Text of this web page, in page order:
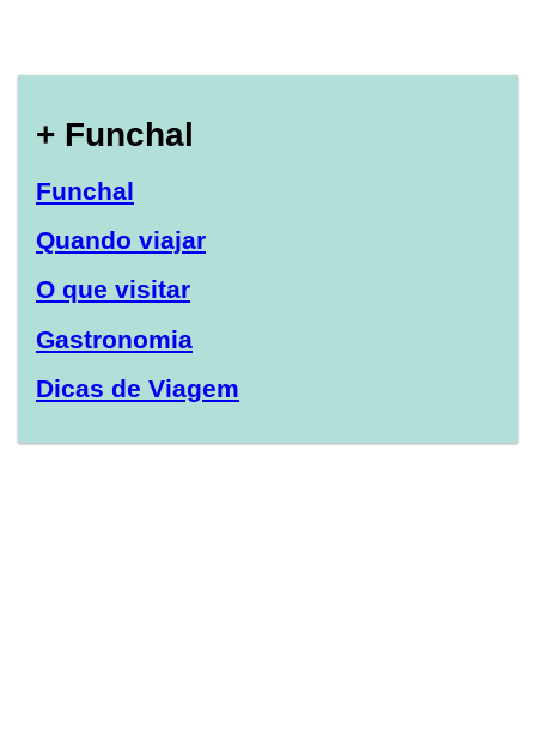
+ Funchal
Funchal
Quando viajar
O que visitar
Gastronomia
Dicas de Viagem